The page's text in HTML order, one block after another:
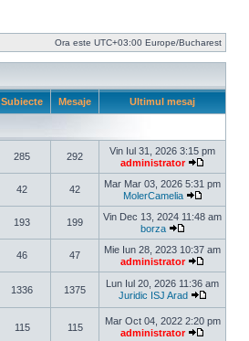
Ora este UTC+03:00 Europe/Bucharest
Subiecte Mesaje Ultimul mesaj
285 292
Vin Iul 31, 2026 3:15 pm
administrator
Vezi
42 42
Mar Mar 03, 2026 5:31 pm
MolerCamelia
Vezi
193 199
Vin Dec 13, 2024 11:48 am
borza
Vezi ultimul
46 47
Mie Iun 28, 2023 10:37 am
administrator
Vezi
1336 1375
Lun Iul 20, 2026 11:36 am
Juridic ISJ Arad
115 115
Mar Oct 04, 2022 2:20 pm
administrator